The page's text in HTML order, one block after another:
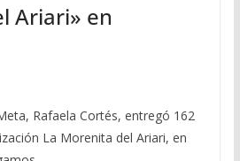
Ariari» en
Rafaela Cortés, entregó 162
La Morenita del Ariari, en